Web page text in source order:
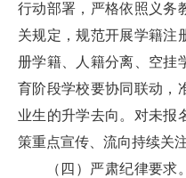
行动部署，严格依照义务
关规定，规范开展学籍注
册学籍、人籍分离、空挂
育阶段学校要协同联动，
业生的升学去向。对未报
策重点宣传、流向持续关
（四）严肃纪律要